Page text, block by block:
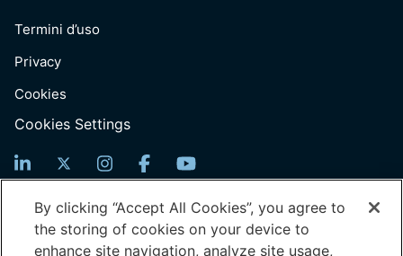
Termini d’uso
Privacy
Cookies
Cookies Settings
Iscriviti per ricevere notizie
Email
By clicking “Accept All Cookies”, you agree to
the storing of cookies on your device to
enhance site navigation, analyze site usage,